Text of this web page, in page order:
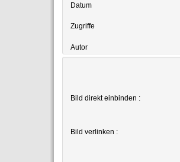
Datum
Zugriffe
Autor
Bild direkt einbinden :
Bild verlinken :